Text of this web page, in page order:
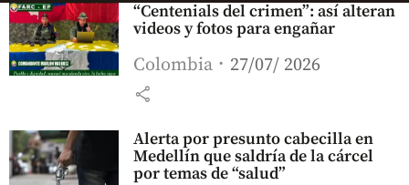
“Centenials del crimen”: así alteran
videos y fotos para engañar
Colombia 27/07/ 2026
share
Alerta por presunto cabecilla en
Medellín que saldría de la cárcel
por temas de “salud”